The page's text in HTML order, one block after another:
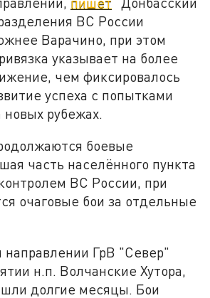
ВС России
Варачино, при этом
указывает на более
чем фиксировалось
успеха с попытками
рубежах.
боевые
часть населённого пункта
ВС России, при
очаговые бои за отдельные
направлении ГрВ "Север"
н.п. Волчанские Хутора,
шли долгие месяцы. Бои